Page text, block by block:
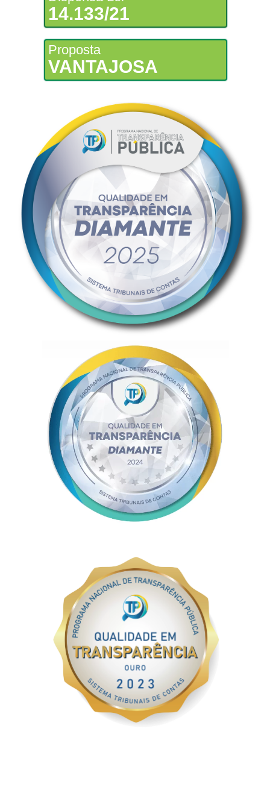
14.133/21
Proposta
VANTAJOSA